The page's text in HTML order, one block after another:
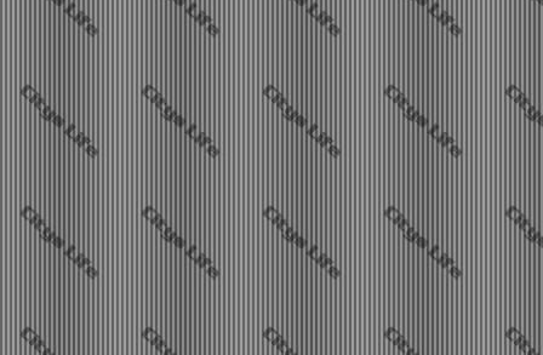
10.08.2026 - 06:09
Kreidebleich sieht man Waysti im
Wartezimmer des Krankenhauses
10.08.2026 - 06:09